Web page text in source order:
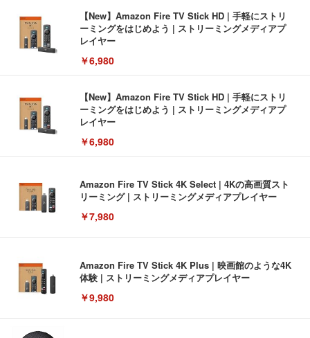
【New】Amazon Fire TV Stick HD | 手軽にストリ
ーミングをはじめよう | ストリーミングメディアプ
レイヤー
￥6,980
【New】Amazon Fire TV Stick HD | 手軽にストリ
ーミングをはじめよう | ストリーミングメディアプ
レイヤー
￥6,980
Amazon Fire TV Stick 4K Select | 4Kの高画質スト
リーミング | ストリーミングメディアプレイヤー
￥7,980
Amazon Fire TV Stick 4K Plus | 映画館のような4K
体験 | ストリーミングメディアプレイヤー
￥9,980